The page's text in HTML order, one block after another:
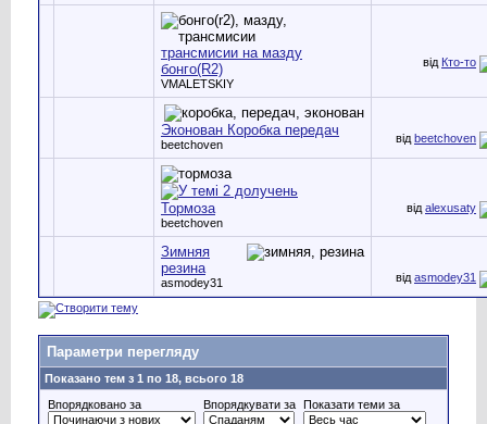
трансмисии на мазду
бонго(R2)
VMALETSKIY
від Кто-то
Эконован Коробка передач
beetchoven від beetchoven
Тормоза
beetchoven
від alexusaty
Зимняя
резина
asmodey31 від asmodey31
Параметри перегляду
Показано тем з 1 по 18, всього 18
Впорядковано за
Впорядкувати за Показати теми за